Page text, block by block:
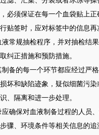
必须保证在每一个血袋贴上正
贴签时，应对标签中的信息再
液常规抽检程序，并对抽检结
纠正措施和预防措施。
制备的每一个环节都应经过严
坏和缺陷迹象，疑似细菌污染
、隔离和进一步处理。
应确保对血液制备过程的人员
骤、环境条件等相关信息的追